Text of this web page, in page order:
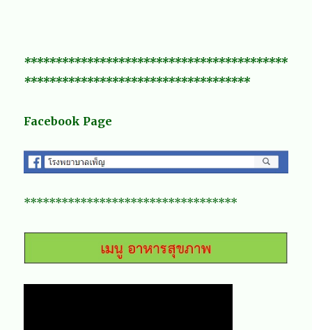
******************************************
************************************
Facebook Page
**********************************